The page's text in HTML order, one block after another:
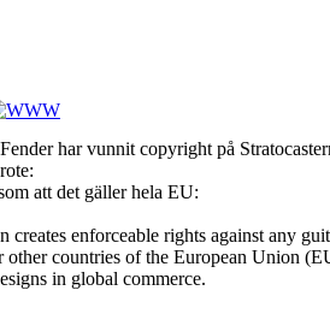
har vunnit copyright på
att det gäller hela EU:
creates enforceable rights against any
other countries of the European Union
in global commerce.